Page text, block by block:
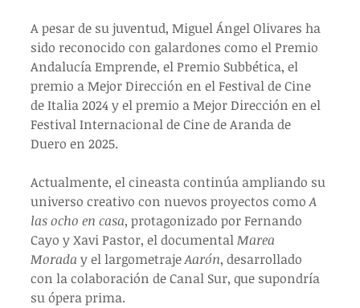
A pesar de su juventud, Miguel Ángel Olivares ha
sido reconocido con galardones como el Premio
Andalucía Emprende, el Premio Subbética, el
premio a Mejor Dirección en el Festival de Cine
de Italia 2024 y el premio a Mejor Dirección en el
Festival Internacional de Cine de Aranda de
Duero en 2025.
Actualmente, el cineasta continúa ampliando su
universo creativo con nuevos proyectos como A
las ocho en casa, protagonizado por Fernando
Cayo y Xavi Pastor, el documental Marea
Morada y el largometraje Aarón, desarrollado
con la colaboración de Canal Sur, que supondría
su ópera prima.